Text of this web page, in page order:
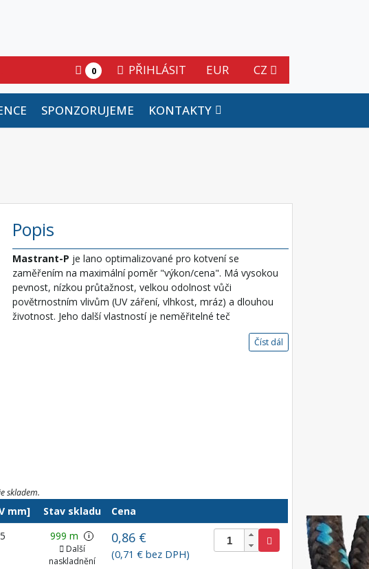
CZ
EUR
PŘIHLÁSIT
0
SPONZORUJEME KONTAKTY
Popis
Mastrant-P je lano optimalizované pro kotvení se
zaměřením na maximální poměr "výkon/cena". Má vysokou
pevnost, nízkou průtažnost, velkou odolnost vůči
povětrnostním vlivům (UV záření, vlhkost, mráz) a dlouhou
životnost. Jeho další vlastností je neměřitelné teč
Číst dál
skladem.
mm] Stav skladu
Cena
999 m i
Další
naskladnění
0,86 €
(0,71 € bez DPH)